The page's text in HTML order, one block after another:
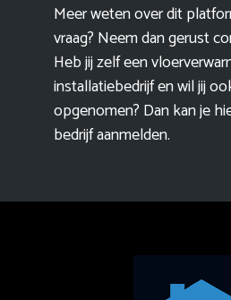
Meer weten over dit
vraag? Neem dan gerust
Heb jij zelf een
installatiebedrijf en wil jij
opgenomen? Dan kan je
bedrijf aanmelden.